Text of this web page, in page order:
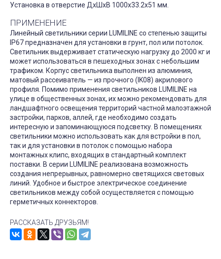
Установка в отверстие ДxШxВ 1000x33.2x51 мм.
ПРИМЕНЕНИЕ
Линейный светильники серии LUMILINE со степенью защиты
IP67 предназначен для установки в грунт, пол или потолок.
Светильник выдерживает статическую нагрузку до 2000 кг и
может использоваться в пешеходных зонах с небольшим
трафиком. Корпус светильника выполнен из алюминия,
матовый рассеиватель — из прочного (IK08) акрилового
профиля. Помимо применения светильников LUMILINE на
улице в общественных зонах, их можно рекомендовать для
ландшафтного освещения территорий частной малоэтажной
застройки, парков, аллей, где необходимо создать
интересную и запоминающуюся подсветку. В помещениях
светильники можно использовать как для встройки в пол,
так и для установки в потолок с помощью набора
монтажных клипс, входящих в стандартный комплект
поставки. В серии LUMILINE реализована возможность
создания непрерывных, равномерно светящихся световых
линий. Удобное и быстрое электрическое соединение
светильников между собой осуществляется с помощью
герметичных коннекторов.
РАССКАЗАТЬ ДРУЗЬЯМ!